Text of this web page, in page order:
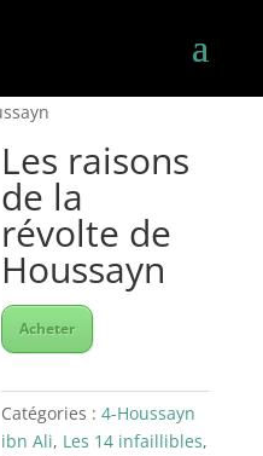
Les raisons
de la
révolte de
Houssayn
Acheter
Catégories :4-Houssayn
ibn Ali, Les 14 infaillibles,